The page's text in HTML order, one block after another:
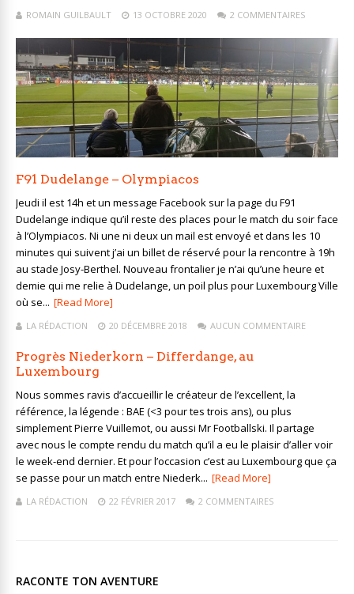
ROMAIN GUILBAULT 13 OCTOBRE 2020 2 COMMENTAIRES
F91 Dudelange – Olympiacos
Jeudi il est 14h et un message Facebook sur la page du F91
Dudelange indique qu’il reste des places pour le match du soir face
à l’Olympiacos. Ni une ni deux un mail est envoyé et dans les 10
minutes qui suivent j’ai un billet de réservé pour la rencontre à 19h
au stade Josy-Berthel. Nouveau frontalier je n’ai qu’une heure et
demie qui me relie à Dudelange, un poil plus pour Luxembourg Ville
où se... [Read More]
LA RÉDACTION 20 DÉCEMBRE 2018 AUCUN COMMENTAIRE
Progrès Niederkorn – Differdange, au
Luxembourg
Nous sommes ravis d’accueillir le créateur de l’excellent, la
référence, la légende : BAE (<3 pour tes trois ans), ou plus
simplement Pierre Vuillemot, ou aussi Mr Footballski. Il partage
avec nous le compte rendu du match qu’il a eu le plaisir d’aller voir
le week-end dernier. Et pour l’occasion c’est au Luxembourg que ça
se passe pour un match entre Niederk... [Read More]
LA RÉDACTION 22 FÉVRIER 2017 2 COMMENTAIRES
RACONTE TON AVENTURE